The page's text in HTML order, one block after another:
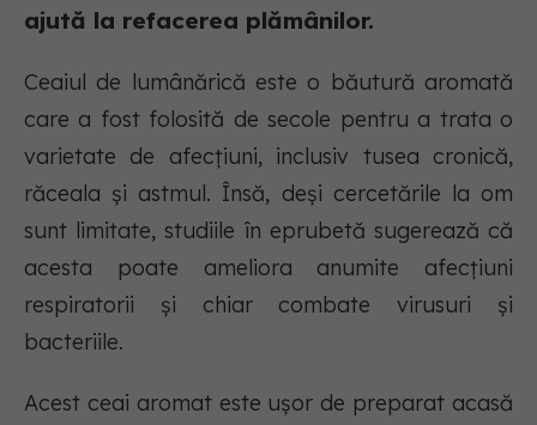
ajută la refacerea plămânilor.
Ceaiul de lumânărică este o băutură aromată
care a fost folosită de secole pentru a trata o
varietate de afecțiuni, inclusiv tusea cronică,
răceala și astmul. Însă, deși cercetările la om
sunt limitate, studiile în eprubetă sugerează că
acesta poate ameliora anumite afecțiuni
respiratorii și chiar combate virusuri și
bacteriile.
Acest ceai aromat este ușor de preparat acasă